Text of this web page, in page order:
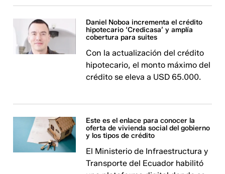
Daniel Noboa incrementa el crédito
hipotecario ‘Credicasa’ y amplía
cobertura para suites
Con la actualización del crédito
hipotecario, el monto máximo del
crédito se eleva a USD 65.000.
Este es el enlace para conocer la
oferta de vivienda social del gobierno
y los tipos de crédito
El Ministerio de Infraestructura y
Transporte del Ecuador habilitó